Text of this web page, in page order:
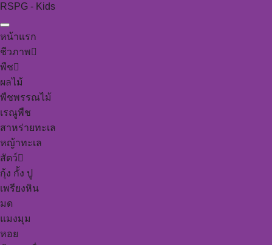
RSPG - Kids
หน้าแรก
ชีวภาพ
พืช
ผลไม้
พืชพรรณไม้
เรณูพืช
สาหร่ายทะเล
หญ้าทะเล
สัตว์
กุ้ง กั้ง ปู
เพรียงหิน
มด
แมงมุม
หอย